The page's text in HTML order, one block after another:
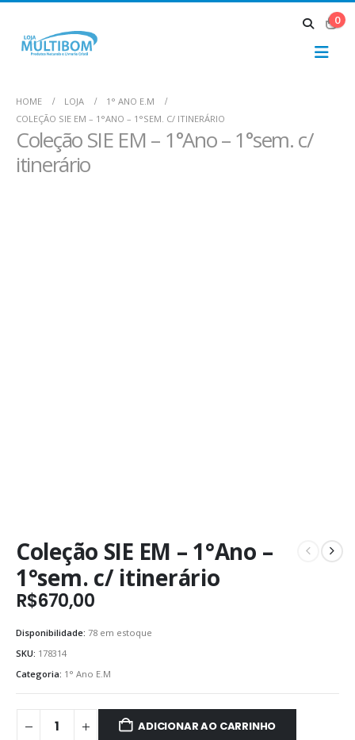
0
HOME LOJA
1° ANO E.M
COLEÇÃO SIE EM – 1°ANO – 1°SEM. C/ ITINERÁRIO
Coleção SIE EM – 1°Ano – 1°sem. c/
itinerário
Coleção SIE EM – 1°Ano –
1°sem. c/ itinerário
R$670,00
Disponibilidade: 78 em estoque
SKU: 178314
Categoria: 1° Ano E.M
ADICIONAR AO CARRINHO